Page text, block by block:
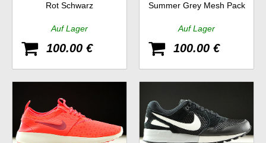
Hyp
Rot Schwarz
Auf Lager
100.00 €
Summer Grey Mesh Pack
Auf Lager
100.00 €